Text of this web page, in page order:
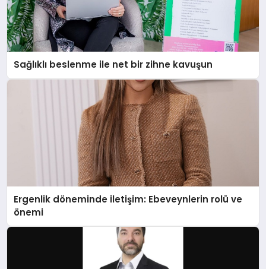
Sağlıklı beslenme ile net bir zihne kavuşun
Ergenlik döneminde iletişim: Ebeveynlerin rolü ve
önemi